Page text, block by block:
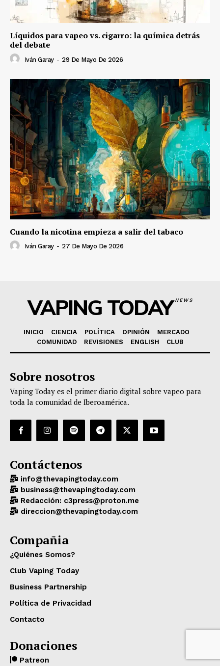
Líquidos para vapeo vs. cigarro: la química detrás
del debate
Iván Garay - 29 De Mayo De 2026
Cuando la nicotina empieza a salir del tabaco
Iván Garay - 27 De Mayo De 2026
VAPING TODAYNEWS
INICIO CIENCIA POLÍTICA OPINIÓN
MERCADO
COMUNIDAD
REVISIONES ENGLISH CLUB
Sobre nosotros
Vaping Today es el primer diario digital sobre vapeo para
toda la comunidad de Iberoamérica.
Contáctenos
info@thevapingtoday.com
business@thevapingtoday.com
Redacción: c3press@proton.me
direccion@thevapingtoday.com
Compañia
¿Quiénes Somos?
Club Vaping Today
Business Partnership
Política de Privacidad
Contacto
Donaciones
Patreon